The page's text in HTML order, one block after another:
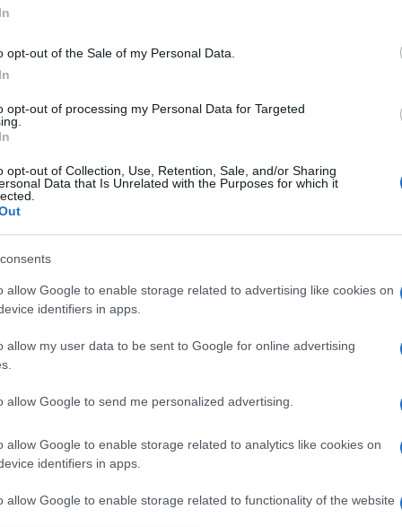
opt-out of the Sale of my Personal Data.
opt-out of processing my Personal Data for Targeted
opt-out of Collection, Use, Retention, Sale, and/or Sharing
Data that Is Unrelated with the Purposes for which it
allow Google to enable storage related to advertising like cookies on
identifiers in apps.
allow my user data to be sent to Google for online advertising
allow Google to send me personalized advertising.
allow Google to enable storage related to analytics like cookies on
identifiers in apps.
allow Google to enable storage related to functionality of the website
– Zenei
Liszt és
csillagai
Közös lemezt
Gábor
közreműködésével, Vásáry
Szimfonikus Zenekara, a
napvilágot.
minikoncertek
ZENE
igazságot kutatni
Nyár elején megjelenő
mutatja be június 5-én Farkas
véli: egy album mindig az